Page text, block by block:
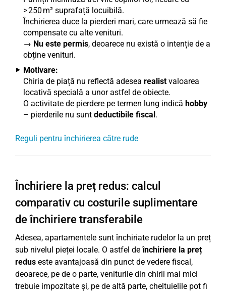
> 250 m² suprafață locuibilă.
Închirierea duce la pierderi mari, care urmează să fie
compensate cu alte venituri.
→ Nu este permis, deoarece nu există o intenție de a
obține venituri.
Motivare:
Chiria de piață nu reflectă adesea realistvaloarea
locativă specială a unor astfel de obiecte.
O activitate de pierdere pe termen lung indică hobby
– pierderile nu sunt deductibile fiscal.
Reguli pentru închirierea către rude
Închiriere la preț redus: calcul
comparativ cu costurile suplimentare
de închiriere transferabile
Adesea, apartamentele sunt închiriate rudelor la un preț
sub nivelul pieței locale. O astfel deînchiriere la preț
redus este avantajoasă din punct de vedere fiscal,
deoarece, pe de o parte, veniturile din chirii mai mici
trebuie impozitate și, pe de altă parte, cheltuielile pot fi